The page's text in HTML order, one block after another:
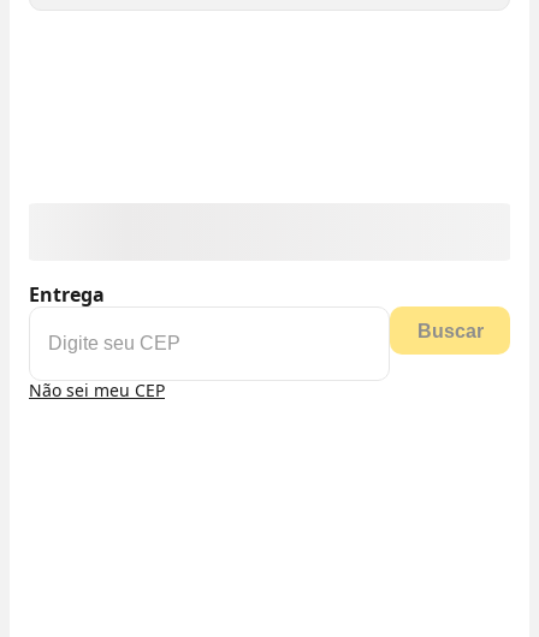
Entrega
Buscar
Não sei meu CEP